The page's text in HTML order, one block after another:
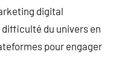
digital
du univers en
pour engager